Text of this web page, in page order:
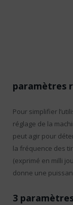
paramètres
Pour simplifier
réglage de la
peut agir pour
la fréquence des
(exprimé en milli
donne une
3